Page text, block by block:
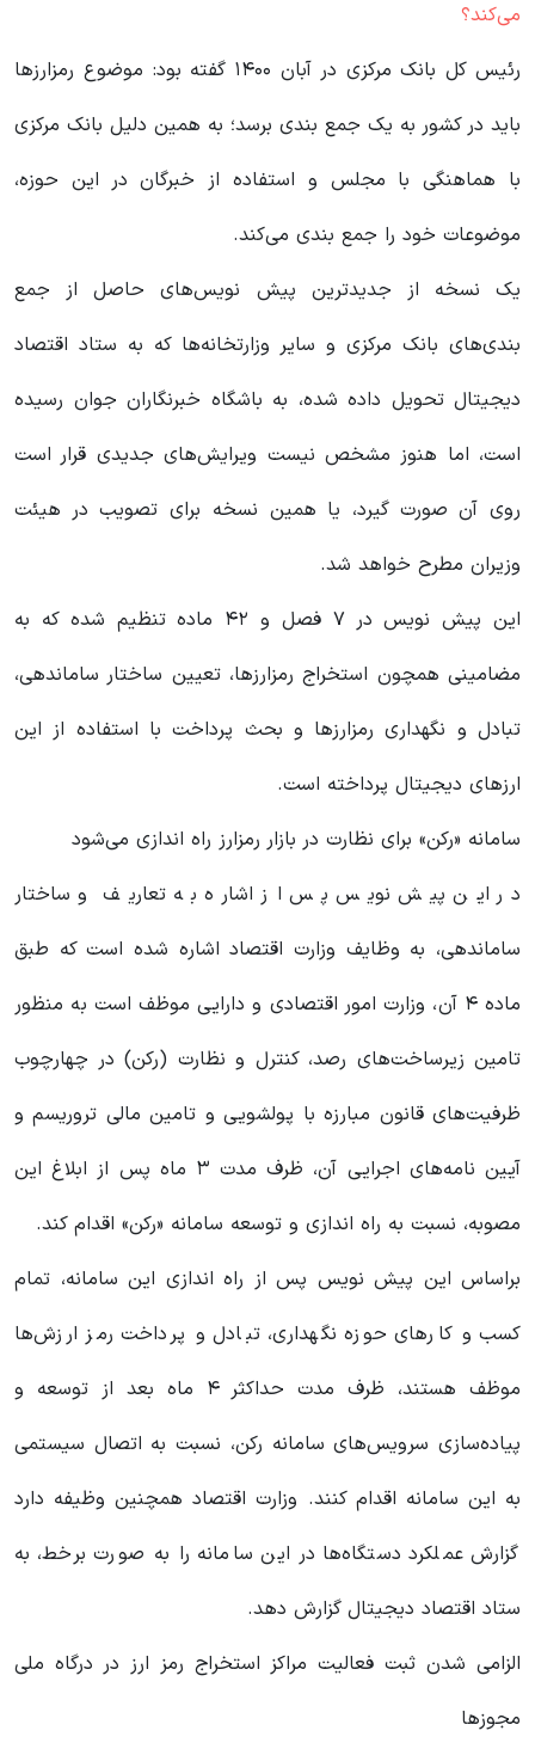
می‌کند؟
رئیس کل بانک مرکزی در آبان ۱۴۰۰ گفته بود: موضوع رمزارز‌ها
باید در کشور به یک جمع بندی برسد؛ به همین دلیل بانک مرکزی
با هماهنگی با مجلس و استفاده از خبرگان در این حوزه،
موضوعات خود را جمع بندی می‌کند.
یک نسخه از جدید‌ترین پیش نویس‌های حاصل از جمع
بندی‌های بانک مرکزی و سایر وزارتخانه‌ها که به ستاد اقتصاد
دیجیتال تحویل داده شده، به باشگاه خبرنگاران جوان رسیده
است، اما هنوز مشخص نیست ویرایش‌های جدیدی قرار است
روی آن صورت گیرد، یا همین نسخه برای تصویب در هیئت
وزیران مطرح خواهد شد.
این پیش نویس در ۷ فصل و ۴۲ ماده تنظیم شده که به
مضامینی همچون استخراج رمزارزها، تعیین ساختار ساماندهی،
تبادل و نگهداری رمزارز‌ها و بحث پرداخت با استفاده از این
ارز‌های دیجیتال پرداخته است.
سامانه «رکن» برای نظارت در بازار رمزارز راه اندازی می‌شود
در این پیش نویس پس از اشاره به تعاریف و ساختار
ساماندهی، به وظایف وزارت اقتصاد اشاره شده است که طبق
ماده ۴ آن، وزارت امور اقتصادی و دارایی موظف است به منظور
تامین زیرساخت‌های رصد، کنترل و نظارت (رکن) در چهارچوب
ظرفیت‌های قانون مبارزه با پولشویی و تامین مالی تروریسم و
آیین نامه‌های اجرایی آن، ظرف مدت ۳ ماه پس از ابلاغ این
مصوبه، نسبت به راه اندازی و توسعه سامانه «رکن» اقدام کند.
براساس این پیش نویس پس از راه اندازی این سامانه، تمام
کسب و کار‌های حوزه نگهداری، تبادل و پرداخت رمز ارزش‌ها
موظف هستند، ظرف مدت حداکثر ۴ ماه بعد از توسعه و
پیاده‌سازی سرویس‌های سامانه رکن، نسبت به اتصال سیستمی
به این سامانه اقدام کنند. وزارت اقتصاد همچنین وظیفه دارد
گزارش عملکرد دستگاه‌ها در این سامانه را به صورت برخط، به
ستاد اقتصاد دیجیتال گزارش دهد.
الزامی شدن ثبت فعالیت مراکز استخراج رمز ارز در درگاه ملی
مجوزها